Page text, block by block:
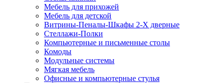
Мебель для прихожей
Мебель для детской
Витрины-Пеналы-Шкафы 2-Х дверные
Стеллажи-Полки
Компьютерные и письменные столы
Комоды
Модульные системы
Мягкая мебель
Офисные и компьютерные стулья